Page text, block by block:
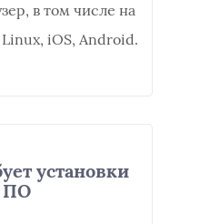
в том числе на
iOS, Android.
установки
ПО